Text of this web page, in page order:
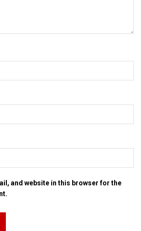
and website in this browser for the